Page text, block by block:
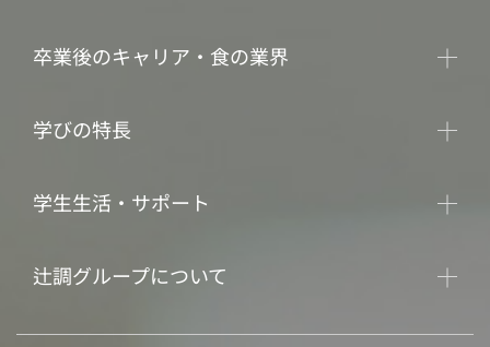
卒業後のキャリア・食の業界
学びの特長
学生生活・サポート
辻調グループについて